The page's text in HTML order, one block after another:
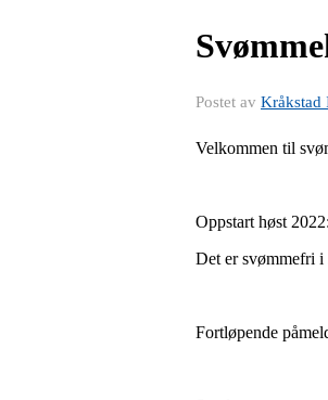
Postet av Kråkstad
Velkommen til
Oppstart høst
Det er svømmefri i
Fortløpende